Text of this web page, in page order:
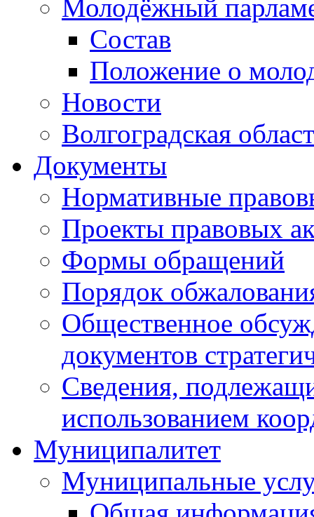
Молодёжный
Состав
Положение о
Новости
Волгоградская
Документы
Нормативные
Проекты правовых
Формы обращений
Порядок
Общественное
документов
Сведения,
использованием
Муниципалитет
Муниципальные